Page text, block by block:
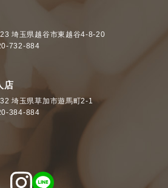
埼玉県 越谷市東越谷4-8-20
732-884
店
埼玉県草加市遊馬町2-1
384-884